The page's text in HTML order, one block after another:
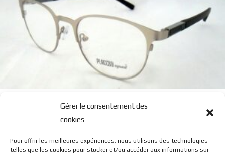
Gérer le consentement des
cookies
Pour offrir les meilleures expériences, nous utilisons des technologies
telles que les cookies pour stocker et/ou accéder aux informations sur